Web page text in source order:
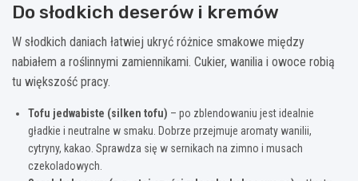
Do słodkich deserów i kremów
W słodkich daniach łatwiej ukryć różnice smakowe między
nabiałem a roślinnymi zamiennikami. Cukier, wanilia i owoce robią
tu większość pracy.
Tofu jedwabiste (silken tofu) – po zblendowaniu jest idealnie
gładkie i neutralne w smaku. Dobrze przejmuje aromaty wanilii,
cytryny, kakao. Sprawdza się w sernikach na zimno i musach
czekoladowych.